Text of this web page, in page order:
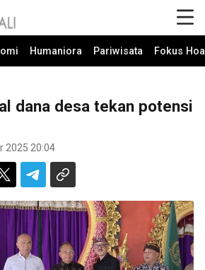
Humaniora Pariwisata Fokus
dana desa tekan potensi
2025 20:04